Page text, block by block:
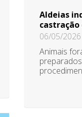
Aldeias
06/05/2026
Animais